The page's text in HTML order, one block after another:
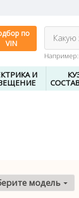
по
VIN
Какую
Например:
И
модель